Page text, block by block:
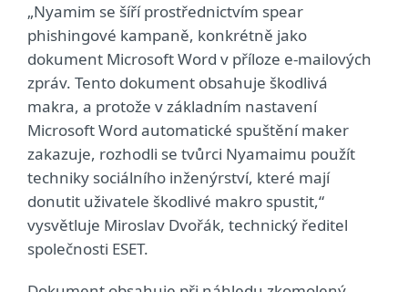
„Nyamim se šíří prostřednictvím spear
phishingové kampaně, konkrétně jako
dokument Microsoft Word v příloze e-mailových
zpráv. Tento dokument obsahuje škodlivá
makra, a protože v základním nastavení
Microsoft Word automatické spuštění maker
zakazuje, rozhodli se tvůrci Nyamaimu použít
techniky sociálního inženýrství, které mají
donutit uživatele škodlivé makro spustit,“
vysvětluje Miroslav Dvořák, technický ředitel
společnosti ESET.